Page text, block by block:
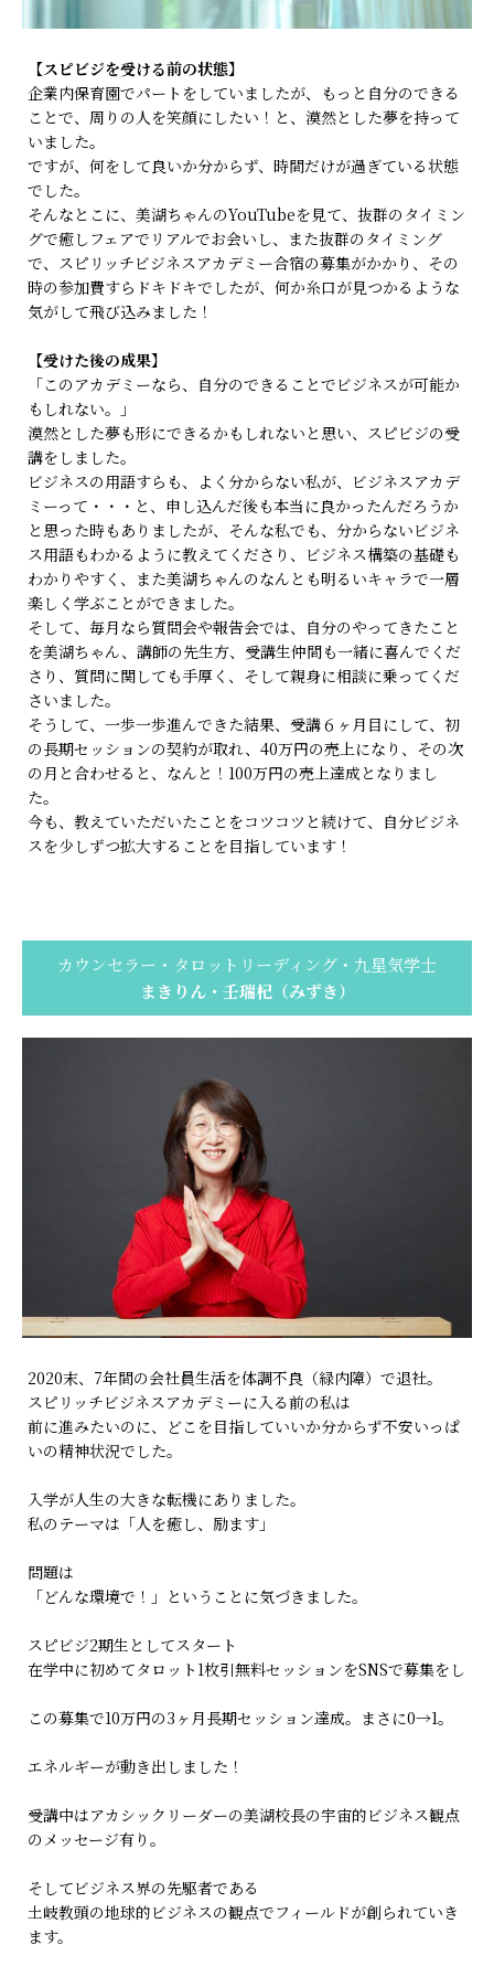
【スピビジを受ける前の状態】
企業内保育園でパートをしていましたが、もっと自分のできる
ことで、周りの人を笑顔にしたい！と、漠然とした夢を持って
いました。
ですが、何をして良いか分からず、時間だけが過ぎている状態
でした。
そんなとこに、美湖ちゃんのYouTubeを見て、抜群のタイミン
グで癒しフェアでリアルでお会いし、また抜群のタイミング
で、スピリッチビジネスアカデミー合宿の募集がかかり、その
時の参加費すらドキドキでしたが、何か糸口が見つかるような
気がして飛び込みました！
【受けた後の成果】
「このアカデミーなら、自分のできることでビジネスが可能か
もしれない。」
漠然とした夢も形にできるかもしれないと思い、スピビジの受
講をしました。
ビジネスの用語すらも、よく分からない私が、ビジネスアカデ
ミーって・・・と、申し込んだ後も本当に良かったんだろうか
と思った時もありましたが、そんな私でも、分からないビジネ
ス用語もわかるように教えてくださり、ビジネス構築の基礎も
わかりやすく、また美湖ちゃんのなんとも明るいキャラで一層
楽しく学ぶことができました。
そして、毎月なら質問会や報告会では、自分のやってきたこと
を美湖ちゃん、講師の先生方、受講生仲間も一緒に喜んでくだ
さり、質問に関しても手厚く、そして親身に相談に乗ってくだ
さいました。
そうして、一歩一歩進んできた結果、受講６ヶ月目にして、初
の長期セッションの契約が取れ、40万円の売上になり、その次
の月と合わせると、なんと！100万円の売上達成となりまし
た。
今も、教えていただいたことをコツコツと続けて、自分ビジネ
スを少しずつ拡大することを目指しています！
カウンセラー・タロットリーディング・九星気学士
まきりん・壬瑞杞（みずき）
2020末、7年間の会社員生活を体調不良（緑内障）で退社。
スピリッチビジネスアカデミーに入る前の私は
前に進みたいのに、どこを目指していいか分からず不安いっぱ
いの精神状況でした。
入学が人生の大きな転機にありました。
私のテーマは「人を癒し、励ます」
問題は
「どんな環境で！」ということに気づきました。
スピビジ2期生としてスタート
在学中に初めてタロット1枚引無料セッションをSNSで募集をし
この募集で10万円の3ヶ月長期セッション達成。まさに0→1。
エネルギーが動き出しました！
受講中はアカシックリーダーの美湖校長の宇宙的ビジネス観点
のメッセージ有り。
そしてビジネス界の先駆者である
土岐教頭の地球的ビジネスの観点でフィールドが創られていき
ます。